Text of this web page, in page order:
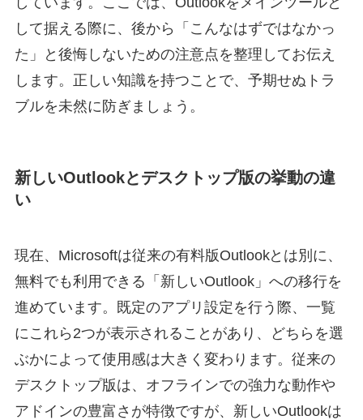
して据える際に、後から「こんなはずではなかっ
た」と後悔しないための注意点を整理してお伝え
します。正しい知識を持つことで、予期せぬトラ
ブルを未然に防ぎましょう。
新しいOutlookとデスクトップ版の挙動の違
い
現在、Microsoftは従来の有料版Outlookとは別に、
無料でも利用できる「新しいOutlook」への移行を
進めています。既定のアプリ設定を行う際、一覧
にこれら2つが表示されることがあり、どちらを選
ぶかによって使用感は大きく変わります。従来の
デスクトップ版は、オフラインでの強力な動作や
アドインの豊富さが特徴ですが、新しいOutlookは